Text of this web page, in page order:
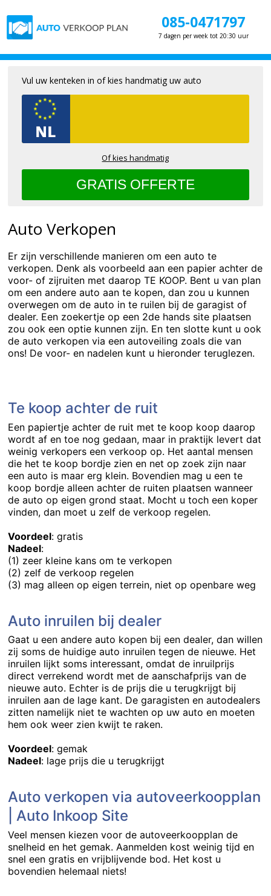
085-0471797
7 dagen per week tot 20:30 uur
Auto Verkopen
Er zijn verschillende manieren om een auto te
verkopen. Denk als voorbeeld aan een papier achter de
voor- of zijruiten met daarop TE KOOP. Bent u van plan
om een andere auto aan te kopen, dan zou u kunnen
overwegen om de auto in te ruilen bij de garagist of
dealer. Een zoekertje op een 2de hands site plaatsen
zou ook een optie kunnen zijn. En ten slotte kunt u ook
de auto verkopen via een autoveiling zoals die van
ons! De voor- en nadelen kunt u hieronder teruglezen.
Te koop achter de ruit
Een papiertje achter de ruit met te koop koop daarop
wordt af en toe nog gedaan, maar in praktijk levert dat
weinig verkopers een verkoop op. Het aantal mensen
die het te koop bordje zien en net op zoek zijn naar
een auto is maar erg klein. Bovendien mag u een te
koop bordje alleen achter de ruiten plaatsen wanneer
de auto op eigen grond staat. Mocht u toch een koper
vinden, dan moet u zelf de verkoop regelen.
Voordeel: gratis
Nadeel:
(1) zeer kleine kans om te verkopen
(2) zelf de verkoop regelen
(3) mag alleen op eigen terrein, niet op openbare weg
Auto inruilen bij dealer
Gaat u een andere auto kopen bij een dealer, dan willen
zij soms de huidige auto inruilen tegen de nieuwe. Het
inruilen lijkt soms interessant, omdat de inruilprijs
direct verrekend wordt met de aanschafprijs van de
nieuwe auto. Echter is de prijs die u terugkrijgt bij
inruilen aan de lage kant. De garagisten en autodealers
zitten namelijk niet te wachten op uw auto en moeten
hem ook weer zien kwijt te raken.
Voordeel: gemak
Nadeel: lage prijs die u terugkrijgt
Auto verkopen via autoveerkoopplan
| Auto Inkoop Site
Veel mensen kiezen voor de autoveerkoopplan de
snelheid en het gemak. Aanmelden kost weinig tijd en
snel een gratis en vrijblijvende bod. Het kost u
bovendien helemaal niets!
Vul uw kenteken in of kies handmatig uw auto
Of kies handmatig